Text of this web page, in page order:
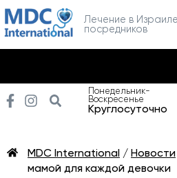
Лечение в
посредников
Понедельник-
Воскресенье
Круглосуточно
MDC International / Новости
мамой для каждой девочки